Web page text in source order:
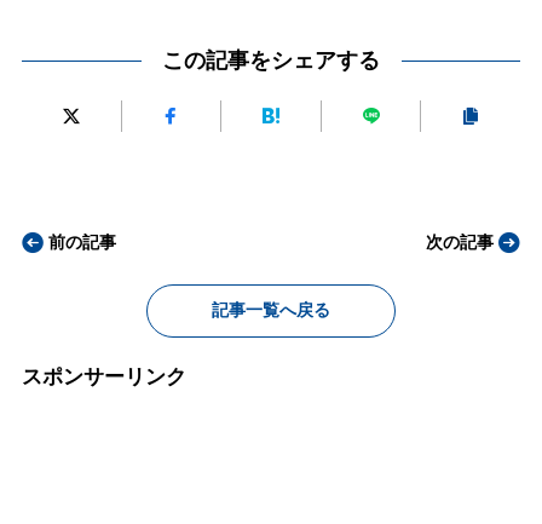
この記事をシェアする
前の記事
記事一覧へ戻る
次の記事
スポンサーリンク